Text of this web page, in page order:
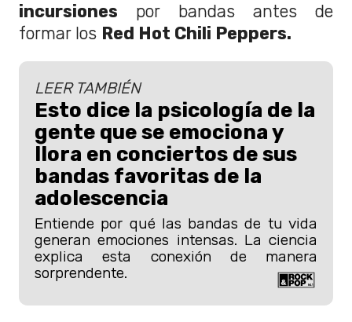
incursiones por bandas antes de
formar los Red Hot Chili Peppers.
LEER TAMBIÉN
Esto dice la psicología de la
gente que se emociona y
llora en conciertos de sus
bandas favoritas de la
adolescencia
Entiende por qué las bandas de tu vida
generan emociones intensas. La ciencia
explica esta conexión de manera
sorprendente.